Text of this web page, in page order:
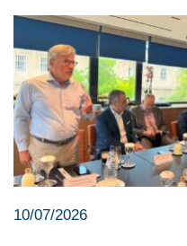
10/07/2026